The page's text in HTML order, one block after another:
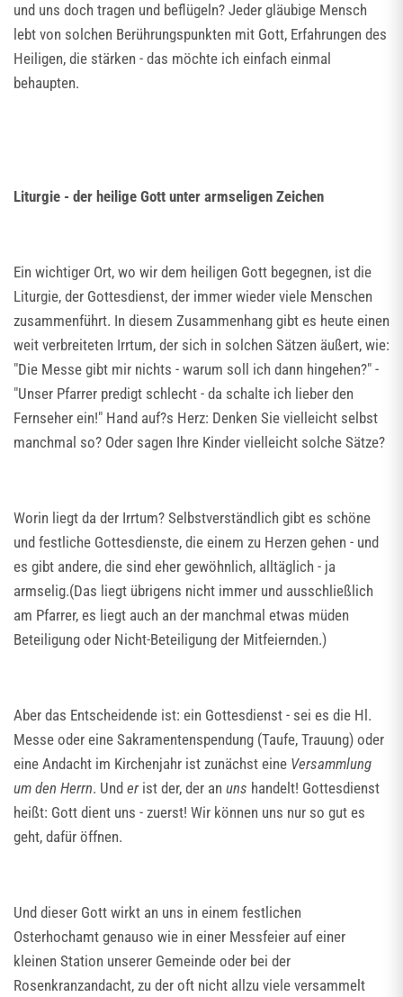
und uns doch tragen und beflügeln? Jeder gläubige Mensch
lebt von solchen Berührungspunkten mit Gott, Erfahrungen des
Heiligen, die stärken - das möchte ich einfach einmal
behaupten.
Liturgie - der heilige Gott unter armseligen Zeichen
Ein wichtiger Ort, wo wir dem heiligen Gott begegnen, ist die
Liturgie, der Gottesdienst, der immer wieder viele Menschen
zusammenführt. In diesem Zusammenhang gibt es heute einen
weit verbreiteten Irrtum, der sich in solchen Sätzen äußert, wie:
"Die Messe gibt mir nichts - warum soll ich dann hingehen?" -
"Unser Pfarrer predigt schlecht - da schalte ich lieber den
Fernseher ein!" Hand auf?s Herz: Denken Sie vielleicht selbst
manchmal so? Oder sagen Ihre Kinder vielleicht solche Sätze?
Worin liegt da der Irrtum? Selbstverständlich gibt es schöne
und festliche Gottesdienste, die einem zu Herzen gehen - und
es gibt andere, die sind eher gewöhnlich, alltäglich - ja
armselig.(Das liegt übrigens nicht immer und ausschließlich
am Pfarrer, es liegt auch an der manchmal etwas müden
Beteiligung oder Nicht-Beteiligung der Mitfeiernden.)
Aber das Entscheidende ist: ein Gottesdienst - sei es die Hl.
Messe oder eine Sakramentenspendung (Taufe, Trauung) oder
eine Andacht im Kirchenjahr ist zunächst eine Versammlung
um den Herrn. Und er ist der, der an uns handelt! Gottesdienst
heißt: Gott dient uns - zuerst! Wir können uns nur so gut es
geht, dafür öffnen.
Und dieser Gott wirkt an uns in einem festlichen
Osterhochamt genauso wie in einer Messfeier auf einer
kleinen Station unserer Gemeinde oder bei der
Rosenkranzandacht, zu der oft nicht allzu viele versammelt